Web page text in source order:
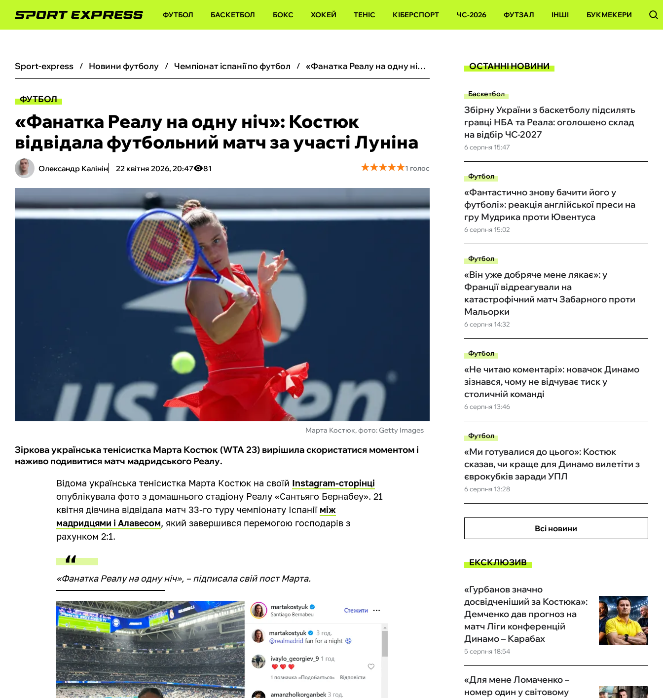
ФУТБОЛ БАСКЕТБОЛ БОКС ХОКЕЙ ТЕНІС КІБЕРСПОРТ ЧС-2026 ФУТЗАЛ ІНШІ БУКМЕКЕРИ
sport-express новини футболу чемпіонат іспанії по футбол «Фанатка Реалу на одну ніч»: Костюк відвідала футбольний матч за участі Луніна
ФУТБОЛ
«Фанатка Реалу на одну ніч»: Костюк
відвідала футбольний матч за участі Луніна
Олександр Калінін 22 квітня 2026, 20:47 81 ★★★★★
★★★★★1 голос
Марта Костюк, фото: Getty Images
Зіркова українська тенісистка Марта Костюк (WTA 23) вирішила скористатися моментом і
наживо подивитися матч мадридського Реалу.
Відома українська тенісистка Марта Костюк на своїй Instagram-сторінці
опублікувала фото з домашнього стадіону Реалу «Сантьяго Бернабеу». 21
квітня дівчина відвідала матч 33-го туру чемпіонату Іспанії між
мадридцями і Алавесом, який завершився перемогою господарів з
рахунком 2:1.
«Фанатка Реалу на одну ніч», – підписала свій пост Марта.
ОСТАННІ НОВИНИ
Баскетбол
6 серпня 15:47
Збірну України з баскетболу підсилять
гравці НБА та Реала: оголошено склад
на відбір ЧС-2027
Футбол
6 серпня 15:02
«Фантастично знову бачити його у
футболі»: реакція англійської преси на
гру Мудрика проти Ювентуса
Футбол
6 серпня 14:32
«Він уже добряче мене лякає»: у
Франції відреагували на
катастрофічний матч Забарного проти
Мальорки
Футбол
6 серпня 13:46
«Не читаю коментарі»: новачок Динамо
зізнався, чому не відчуває тиск у
столичній команді
Футбол
6 серпня 13:28
«Ми готувалися до цього»: Костюк
сказав, чи краще для Динамо вилетіти з
єврокубків заради УПЛ
Всі новини
ЕКСКЛЮЗИВ
5 серпня 18:54
«Гурбанов значно
досвідченіший за Костюка»:
Демченко дав прогноз на
матч Ліги конференцій
Динамо – Карабах
«Для мене Ломаченко –
номер один у світовому